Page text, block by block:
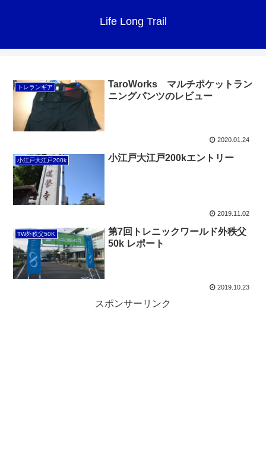
Life Long Trail
トレランギア
TaroWorks マルチポケットラン
ニングパンツのレビュー
2020.01.24
小江戸大江戸200k 小江戸大江戸200kエントリー
2019.11.02
TW外秩父50K
第7回トレニックワールド外秩父
50k レポート
2019.10.23
スポンサーリンク